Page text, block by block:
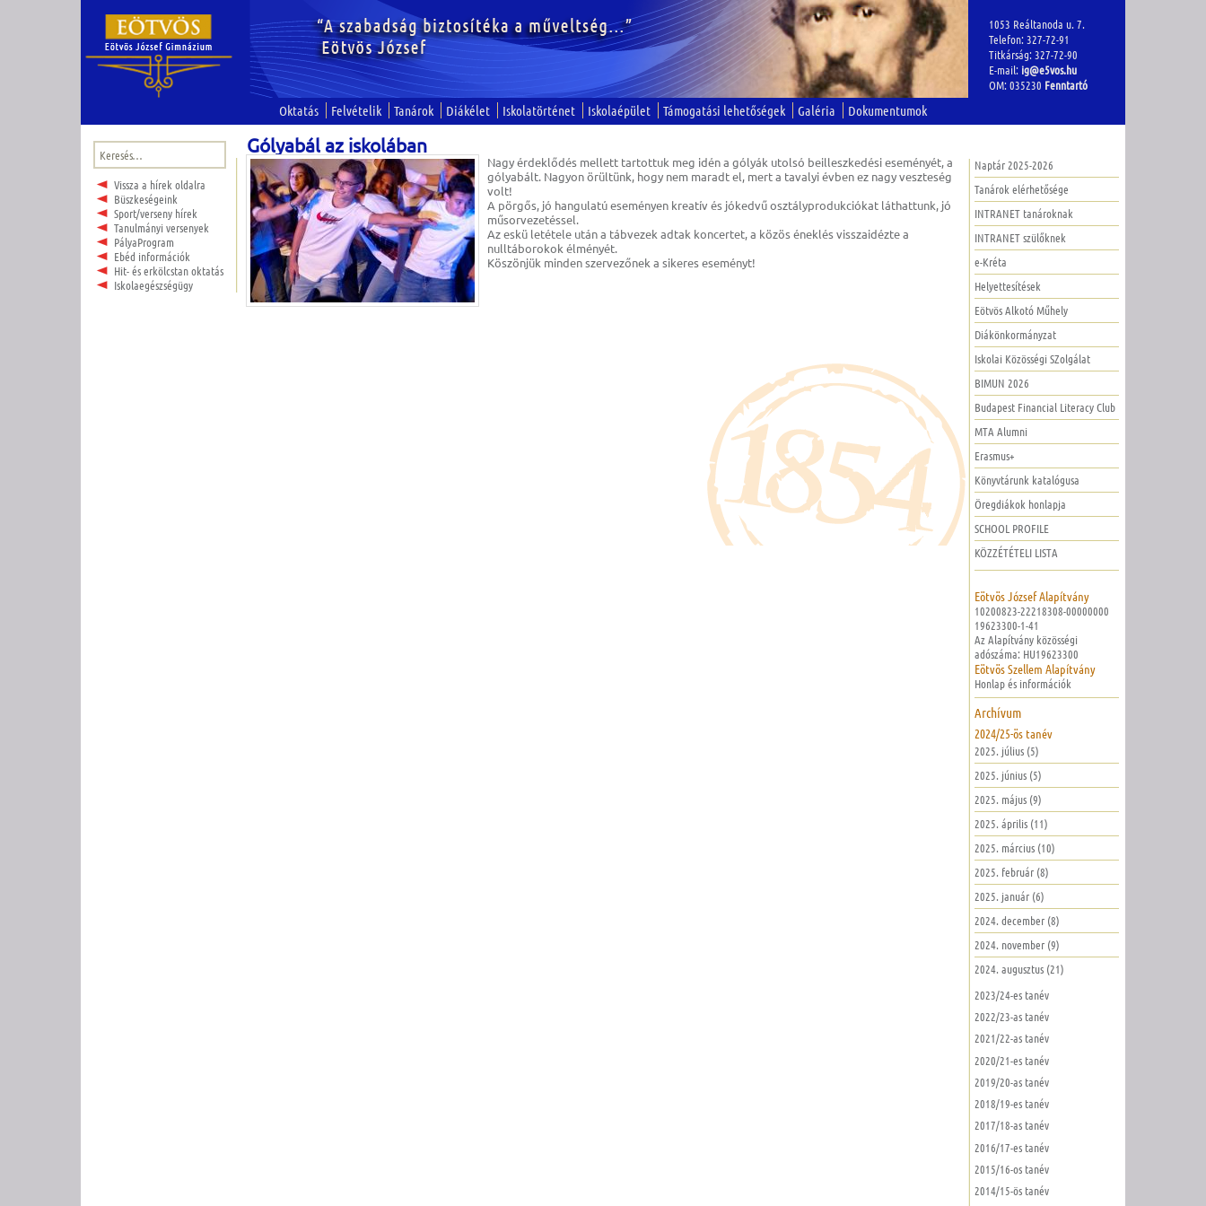
1053 Reáltanoda u. 7.
Telefon: 327-72-91
Titkárság: 327-72-90
E-mail: ig@e5vos.hu
OM: 035230 Fenntartó
Oktatás Felvételik Tanárok Diákélet Iskolatörténet Iskolaépület Támogatási lehetőségek Galéria Dokumentumok
Keresés:
Vissza a hírek oldalra
Büszkeségeink
Sport/verseny hírek
Tanulmányi versenyek
PályaProgram
Ebéd információk
Hit- és erkölcstan oktatás
Iskolaegészségügy
Gólyabál az iskolában
Nagy érdeklődés mellett tartottuk meg idén a gólyák utolsó beilleszkedési eseményét, a
gólyabált. Nagyon örültünk, hogy nem maradt el, mert a tavalyi évben ez nagy veszteség
volt!
A pörgős, jó hangulatú eseményen kreatív és jókedvű osztályprodukciókat láthattunk, jó
műsorvezetéssel.
Az eskü letétele után a tábvezek adtak koncertet, a közös éneklés visszaidézte a
nulltáborokok élményét.
Köszönjük minden szervezőnek a sikeres eseményt!
Naptár 2025-2026
Tanárok elérhetősége
INTRANET tanároknak
INTRANET szülőknek
e-Kréta
Helyettesítések
Eötvös Alkotó Műhely
Diákönkormányzat
Iskolai Közösségi SZolgálat
BIMUN 2026
Budapest Financial Literacy Club
MTA Alumni
Erasmus+
Könyvtárunk katalógusa
Öregdiákok honlapja
SCHOOL PROFILE
KÖZZÉTÉTELI LISTA
Eötvös József Alapítvány
10200823-22218308-00000000
19623300-1-41
Az Alapítvány közösségi
adószáma: HU19623300
Eötvös Szellem Alapítvány
Honlap és információk
Archívum
2024/25-ös tanév
2025. július (5)
2025. június (5)
2025. május (9)
2025. április (11)
2025. március (10)
2025. február (8)
2025. január (6)
2024. december (8)
2024. november (9)
2024. augusztus (21)
2023/24-es tanév
2022/23-as tanév
2021/22-as tanév
2020/21-es tanév
2019/20-as tanév
2018/19-es tanév
2017/18-as tanév
2016/17-es tanév
2015/16-os tanév
2014/15-ös tanév